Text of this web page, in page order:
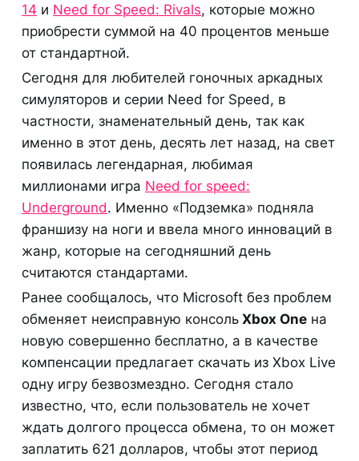
14 и Need for Speed: Rivals, которые можно
приобрести суммой на 40 процентов меньше
от стандартной.
Сегодня для любителей гоночных аркадных
симуляторов и серии Need for Speed, в
частности, знаменательный день, так как
именно в этот день, десять лет назад, на свет
появилась легендарная, любимая
миллионами игра Need for speed:
Underground. Именно «Подземка» подняла
франшизу на ноги и ввела много инноваций в
жанр, которые на сегодняшний день
считаются стандартами.
Ранее сообщалось, что Microsoft без проблем
обменяет неисправную консоль Xbox One на
новую совершенно бесплатно, а в качестве
компенсации предлагает скачать из Xbox Live
одну игру безвозмездно. Сегодня стало
известно, что, если пользователь не хочет
ждать долгого процесса обмена, то он может
заплатить 621 долларов, чтобы этот период